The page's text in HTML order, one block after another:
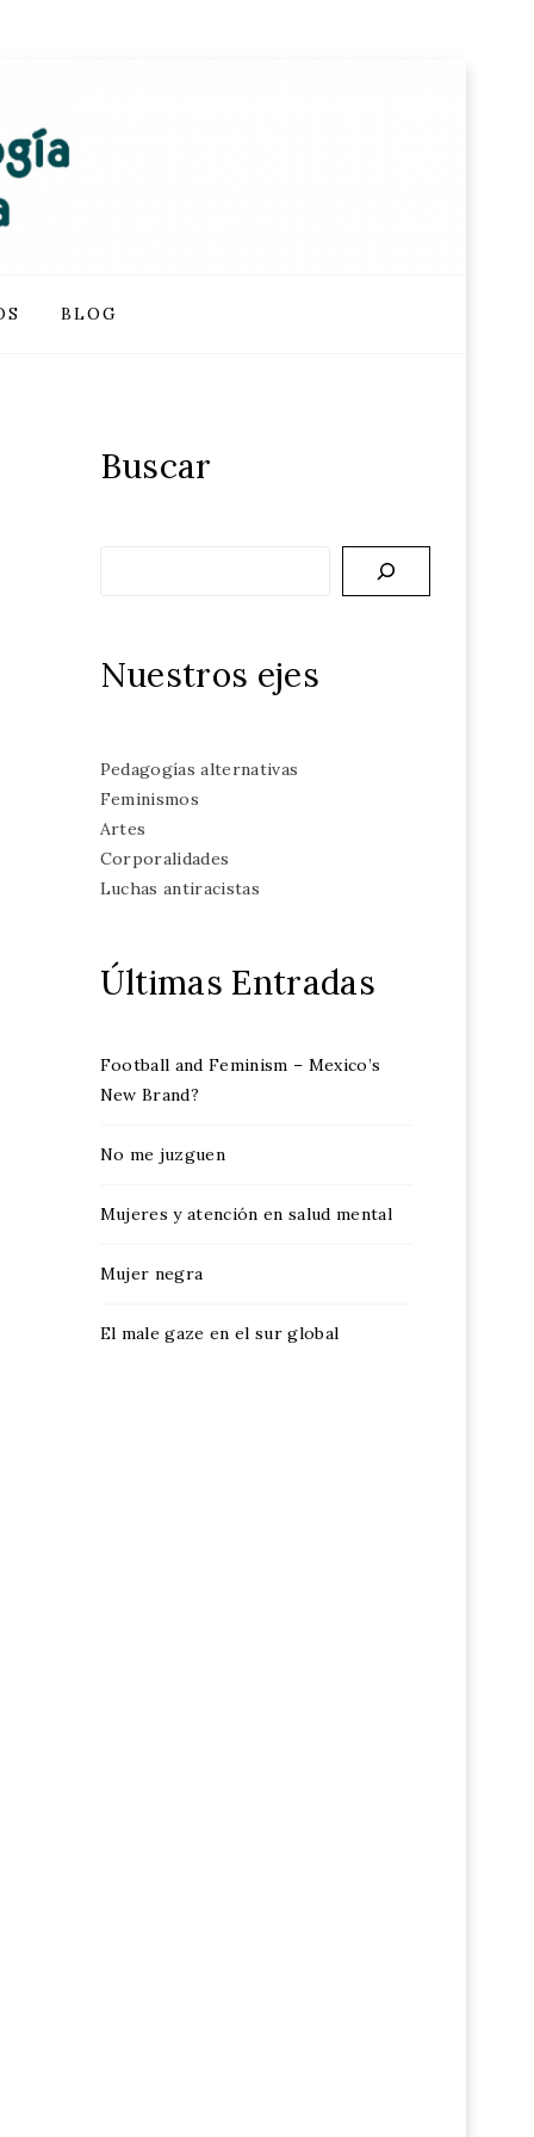
BLOG
Buscar
Nuestros ejes
Pedagogías alternativas
Feminismos
Artes
Corporalidades
Luchas antiracistas
Últimas Entradas
Football and Feminism – Mexico’s
New Brand?
No me juzguen
Mujeres y atención en salud mental
Mujer negra
El male gaze en el sur global